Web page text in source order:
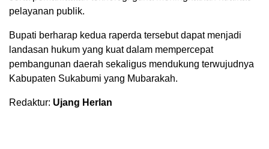
pelayanan publik.
Bupati berharap kedua raperda tersebut dapat menjadi
landasan hukum yang kuat dalam mempercepat
pembangunan daerah sekaligus mendukung terwujudnya
Kabupaten Sukabumi yang Mubarakah.
Redaktur: Ujang Herlan